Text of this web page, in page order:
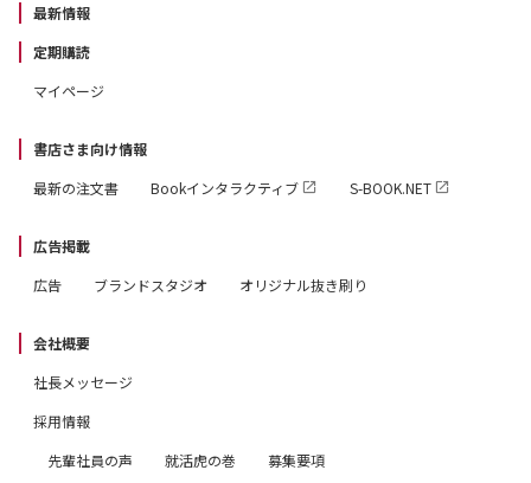
最新情報
定期購読
マイページ
書店さま向け情報
最新の注文書
Bookインタラクティブ S-BOOK.NET
広告掲載
広告
ブランドスタジオ オリジナル抜き刷り
会社概要
社長メッセージ
採用情報
先輩社員の声
就活虎の巻 募集要項